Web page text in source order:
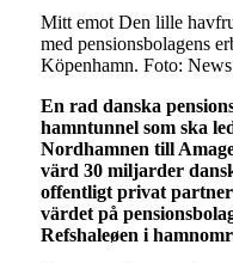
Mitt emot Den lille
med pensionsbolagens
Köpenhamn. Foto:
En rad danska
hamntunnel som ska
Nordhamnen till
värd 30 miljarder
offentligt privat
värdet på
Refshaleøen i